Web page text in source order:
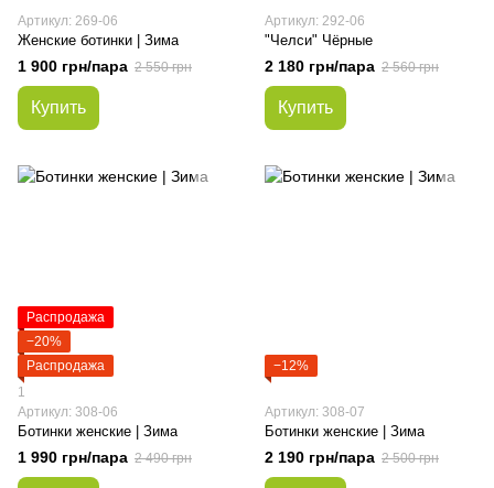
Артикул: 269-06
Женские ботинки | Зима
1 900 грн/пара 2 550 грн
Купить
Артикул: 292-06
"Челси" Чёрные
2 180 грн/пара 2 560 грн
Купить
Распродажа
−20%
Распродажа
1
Артикул: 308-06
Ботинки женские | Зима
1 990 грн/пара 2 490 грн
−12%
Артикул: 308-07
Ботинки женские | Зима
2 190 грн/пара 2 500 грн